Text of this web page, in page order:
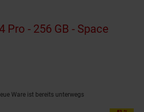
Pro - 256 GB - Space
Sternen
Ware ist bereits unterwegs